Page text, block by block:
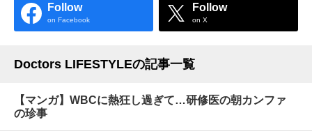
Follow
on Facebook
Follow
on X
Doctors LIFESTYLEの記事一覧
【マンガ】WBCに熱狂し過ぎて…研修医の朝カンファ
の珍事